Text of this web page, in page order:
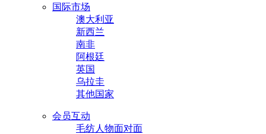
国际市场
澳大利亚
新西兰
南非
阿根廷
英国
乌拉圭
其他国家
会员互动
毛纺人物面对面